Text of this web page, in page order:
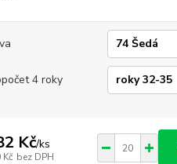
4 roky
Kč/ks
Kč bez DPH